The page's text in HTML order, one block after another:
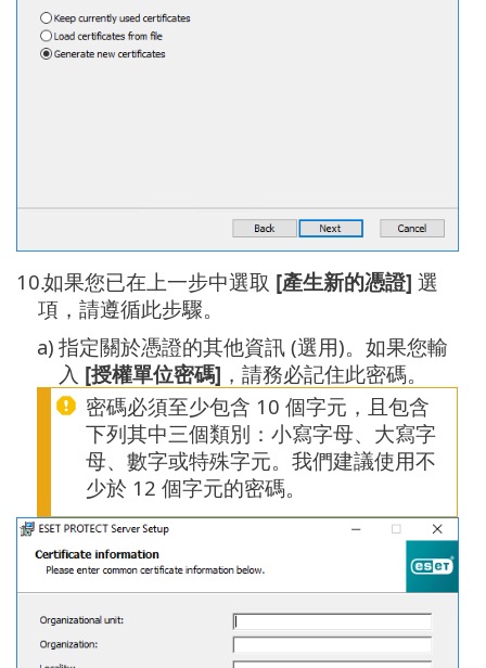
10.如果您已在上一步中選取 [產生新的憑證] 選
項，請遵循此步驟。
a) 指定關於憑證的其他資訊 (選用)。如果您輸
入 [授權單位密碼] ，請務必記住此密碼。
密碼必須至少包含 10 個字元，且包含
下列其中三個類別：小寫字母、大寫字
母、數字或特殊字元。我們建議使用不
少於 12 個字元的密碼。